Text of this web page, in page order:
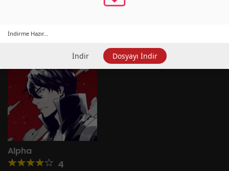
Alpha
4
İndirme Hazır...
İndir Dosyayı İndir